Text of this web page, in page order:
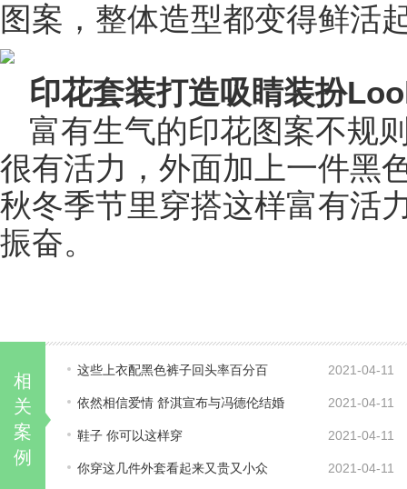
图案，整体造型都变得鲜活
印花套装打造吸睛装扮
富有生气的印花图案不规
很有活力，外面加上一件黑
秋冬季节里穿搭这样富有活
振奋。
相
关
案
例
这些上衣配黑色裤子回头率百分百 2021-04-11
依然相信爱情 舒淇宣布与冯德伦结婚 2021-04-11
鞋子 你可以这样穿 2021-04-11
你穿这几件外套看起来又贵又小众 2021-04-11